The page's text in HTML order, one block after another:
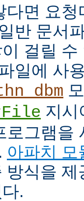
다면 요
반 문서
걸릴
일에 사
지시
로그램을
아파치
방식을
.